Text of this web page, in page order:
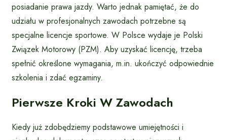
posiadanie prawa jazdy. Warto jednak pamiętać, że do
udziału w profesjonalnych zawodach potrzebne są
specjalne licencje sportowe. W Polsce wydaje je Polski
Związek Motorowy (PZM). Aby uzyskać licencję, trzeba
spełnić określone wymagania, m.in. ukończyć odpowiednie
szkolenia i zdać egzaminy.
Pierwsze Kroki W Zawodach
Kiedy już zdobędziemy podstawowe umiejętności i